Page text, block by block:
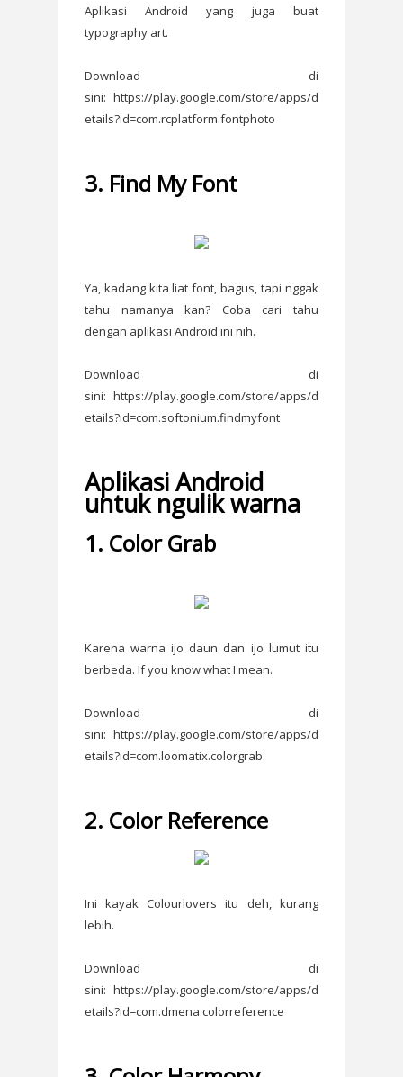
Aplikasi Android yang juga buat
typography art.
Download di
sini: https://play.google.com/store/apps/d
etails?id=com.rcplatform.fontphoto
3. Find My Font
Ya, kadang kita liat font, bagus, tapi nggak
tahu namanya kan? Coba cari tahu
dengan aplikasi Android ini nih.
Download di
sini: https://play.google.com/store/apps/d
etails?id=com.softonium.findmyfont
Aplikasi Android
untuk ngulik warna
1. Color Grab
Karena warna ijo daun dan ijo lumut itu
berbeda. If you know what I mean.
Download di
sini: https://play.google.com/store/apps/d
etails?id=com.loomatix.colorgrab
2. Color Reference
Ini kayak Colourlovers itu deh, kurang
lebih.
Download di
sini: https://play.google.com/store/apps/d
etails?id=com.dmena.colorreference